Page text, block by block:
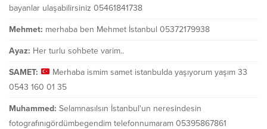
bayanlar ulaşabilirsiniz 05461841738
Mehmet: merhaba ben Mehmet İstanbul 05372179938
Ayaz: Her turlu sohbete varim..
SAMET:
Merhaba ismim samet istanbulda yaşıyorum yaşım 33
0543 160 01 35
Muhammed: Selamnasılsın İstanbul'un neresindesin
fotografınıgördümbegendim telefonnumaram 05395867861